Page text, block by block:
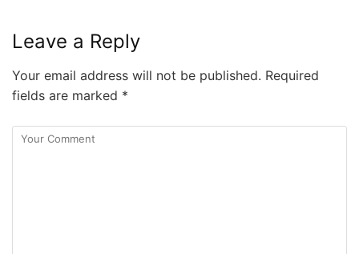
Leave a Reply
Your email address will not be published. Required
fields are marked *